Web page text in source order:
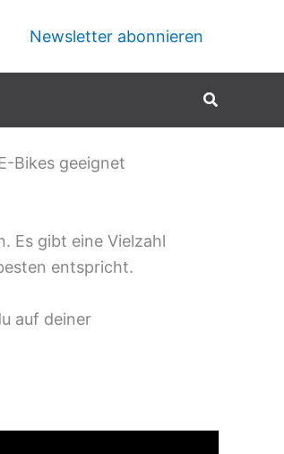
Newsletter abonnieren
Suchen
Bikes geeignet
Es gibt eine Vielzahl
entspricht.
auf deiner